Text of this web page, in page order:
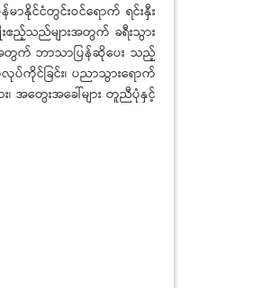
ာနိုင်ငံတွင်းဝင်ရောက် ရင်းနှီး
ဧည့်သည်များအတွက် ခရီးသွား
အတွက် ဘာသာပြန်ဆိုပေး သည့်
ကိုင်ခြင်း၊ ပညာသွားရောက်
အတွေးအခေါ်များ တူညီပုံနှင့်